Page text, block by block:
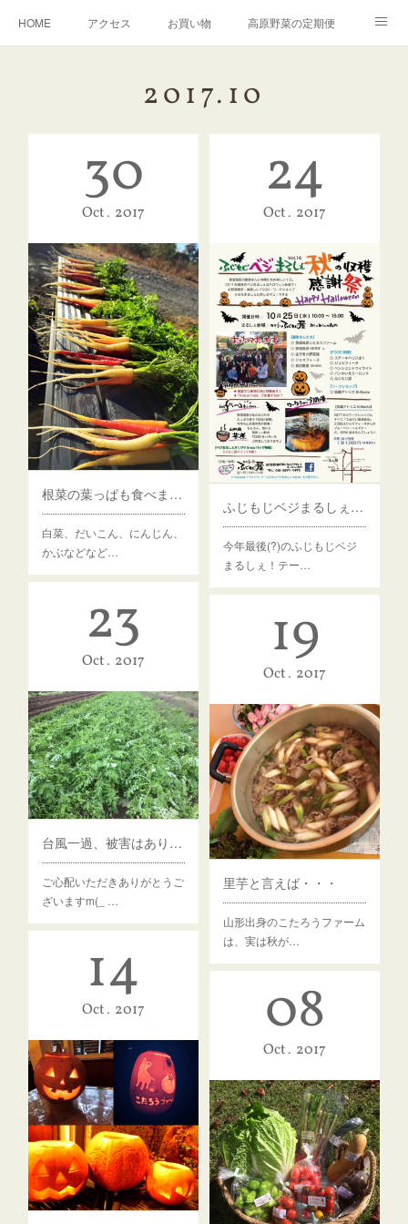
HOME アクセス お買い物 高原野菜の定期便
2017. 10
30
Oct 2017
根菜の葉っぱも食べましょう！
白菜、だいこん、にんじん、
かぶなどなど…
24
Oct 2017
ふじもじベジまるしぇは明日(25日)!
今年最後(?)のふじもじベジ
まるしぇ！テー…
23
Oct 2017
台風一過、被害はありませんでした！
ご心配いただきありがとうご
ざいますm(_ …
19
Oct 2017
里芋と言えば・・・
山形出身のこたろうファーム
は、実は秋が…
14
Oct 2017 08
Oct 2017